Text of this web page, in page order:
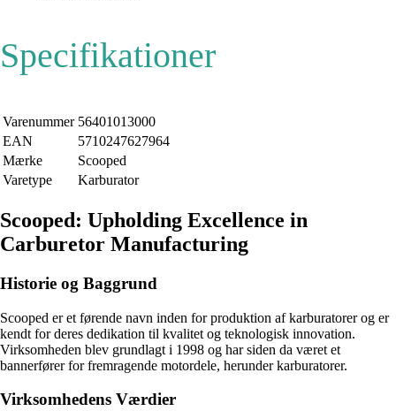
Specifikationer
Varenummer 56401013000
EAN
5710247627964
Mærke
Scooped
Varetype
Karburator
Scooped: Upholding Excellence in
Carburetor Manufacturing
Historie og Baggrund
Scooped er et førende navn inden for produktion af karburatorer og er
kendt for deres dedikation til kvalitet og teknologisk innovation.
Virksomheden blev grundlagt i 1998 og har siden da været et
bannerfører for fremragende motordele, herunder karburatorer.
Virksomhedens Værdier